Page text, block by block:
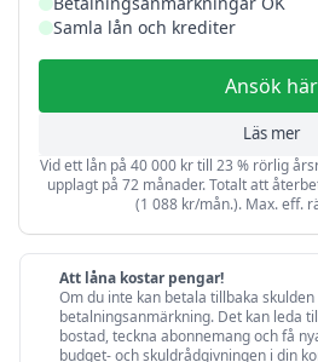
Samla lån och krediter
Ansök här
Läs mer
Vid ett lån på 40 000 kr till 23 % rörlig
upplagt på 72 månader. Totalt att
(1 088 kr/mån.). Max. eff.
Att låna kostar pengar!
Om du inte kan betala tillbaka
betalningsanmärkning. Det kan leda
bostad, teckna abonnemang och få
budget- och skuldrådgivningen i din